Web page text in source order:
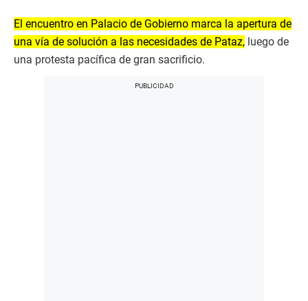
El encuentro en Palacio de Gobierno marca la apertura de
una vía de solución a las necesidades de Pataz, luego de
una protesta pacífica de gran sacrificio.